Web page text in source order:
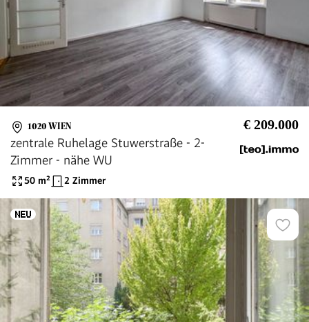
1020 WIEN € 209.000
zentrale Ruhelage Stuwerstraße - 2-
Zimmer - nähe WU
50 m² 2 Zimmer